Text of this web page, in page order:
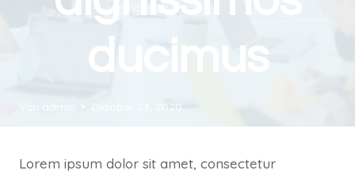
ducimus
Oktober 23, 2020
Lorem ipsum dolor sit amet, consectetur